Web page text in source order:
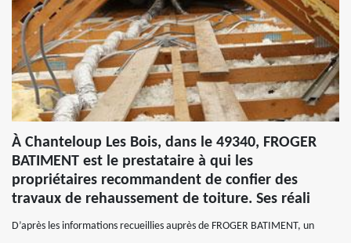
À Chanteloup Les Bois, dans le 49340, FROGER
BATIMENT est le prestataire à qui les
propriétaires recommandent de confier des
travaux de rehaussement de toiture. Ses réali
D’après les informations recueillies auprès de FROGER BATIMENT, un